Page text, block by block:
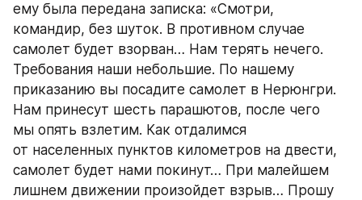
ему была передана записка: «Смотри,
командир, без шуток. В противном случае
самолет будет взорван… Нам терять нечего.
Требования наши небольшие. По нашему
приказанию вы посадите самолет в Нерюнгри.
Нам принесут шесть парашютов, после чего
мы опять взлетим. Как отдалимся
от населенных пунктов километров на двести,
самолет будет нами покинут… При малейшем
лишнем движении произойдет взрыв… Прошу